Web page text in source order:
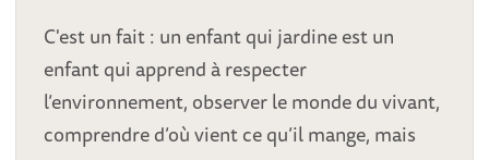
C'est un fait : un enfant qui jardine est un
enfant qui apprend à respecter
l’environnement, observer le monde du vivant,
comprendre d’où vient ce qu’il mange, mais